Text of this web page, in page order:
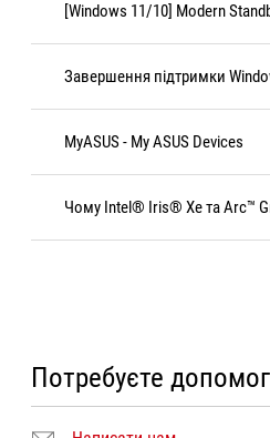
[Windows 11/10] Modern
Завершення підтримки
MyASUS - My ASUS Devices
Чому Intel® Iris® Xe та Arc™
Потребуєте